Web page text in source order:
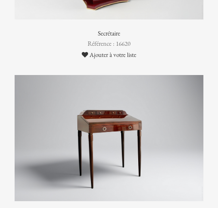
Secrétaire
Référence : 16620
Ajouter à votre liste